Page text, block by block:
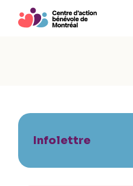
Infolettre